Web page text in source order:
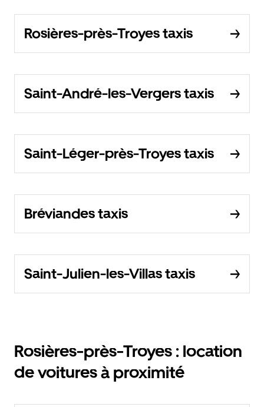
Rosières-près-Troyes taxis
Saint-André-les-Vergers taxis
Saint-Léger-près-Troyes taxis
Bréviandes taxis
Saint-Julien-les-Villas taxis
Rosières-près-Troyes : location
de voitures à proximité